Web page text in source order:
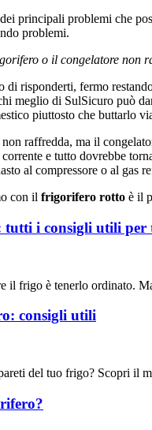
principali problemi che
problemi.
o il congelatore non
di risponderti, fermo
meglio di SulSicuro può
piuttosto che buttarlo
raffredda, ma il
e tutto dovrebbe
al compressore o al gas
con il frigorifero rotto è il
tutti i consigli utili
il frigo è tenerlo ordinato.
consigli utili
del tuo frigo? Scopri il